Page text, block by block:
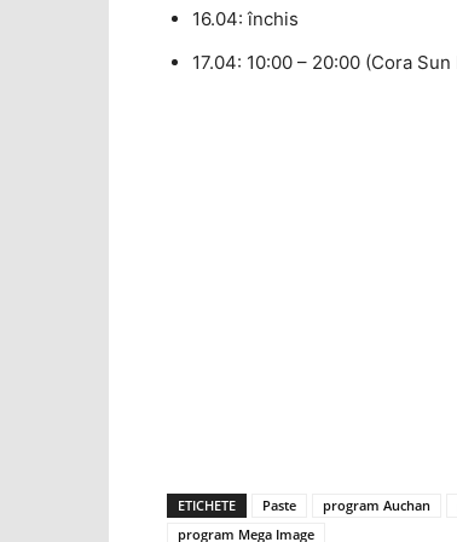
16.04: închis
17.04: 10:00 – 20:00 (Cora
ETICHETE Paste program Auchan
program Mega Image